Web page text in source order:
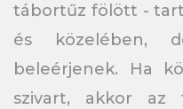
tábortűz fölött -
és közelében,
beleérjenek. Ha
szivart, akkor